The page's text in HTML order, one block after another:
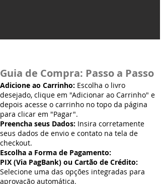
Guia de Compra: Passo a Passo
Adicione ao Carrinho: Escolha o livro
desejado, clique em "Adicionar ao Carrinho" e
depois acesse o carrinho no topo da página
para clicar em "Pagar".
Preencha seus Dados: Insira corretamente
seus dados de envio e contato na tela de
checkout.
Escolha a Forma de Pagamento:
PIX (Via PagBank) ou Cartão de Crédito:
Selecione uma das opções integradas para
aprovação automática.